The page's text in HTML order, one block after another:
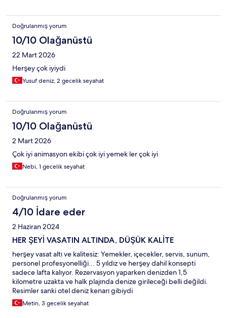
Doğrulanmış yorum
10/10 Olağanüstü
22 Mart 2026
Herşey çok iyiydi
Yusuf deniz, 2 gecelik seyahat
Doğrulanmış yorum
10/10 Olağanüstü
2 Mart 2026
Çok iyi animasyon ekibi çok iyi yemek ler çok iyi
Nebi, 1 gecelik seyahat
Doğrulanmış yorum
4/10 İdare eder
2 Haziran 2024
HER ŞEYİ VASATIN ALTINDA, DÜŞÜK KALİTE
herşey vasat altı ve kalitesiz: Yemekler, içecekler, servis, sunum,
personel profesyonelliği... 5 yıldız ve herşey dahil konsepti
sadece lafta kalıyor. Rezervasyon yaparken denizden 1,5
kilometre uzakta ve halk plajında denize girileceği belli değildi.
Resimler sanki otel deniz kenarı gibiydi
Metin, 3 gecelik seyahat